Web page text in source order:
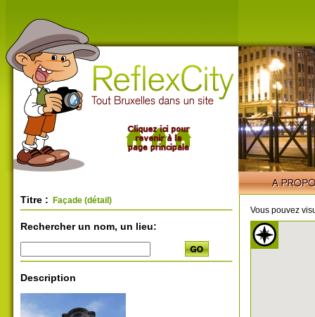
Titre : Façade (détail)
Rechercher un nom, un lieu:
Description
Vous pouvez